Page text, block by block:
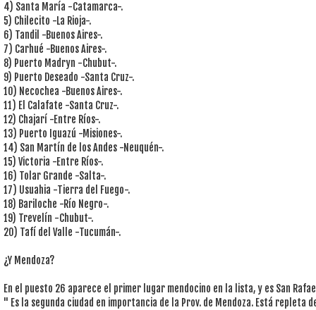
4) Santa María -Catamarca-.
5) Chilecito -La Rioja-.
6) Tandil -Buenos Aires-.
7) Carhué -Buenos Aires-.
8) Puerto Madryn -Chubut-.
9) Puerto Deseado -Santa Cruz-.
10) Necochea -Buenos Aires-.
11) El Calafate -Santa Cruz-.
12) Chajarí -Entre Ríos-.
13) Puerto Iguazú -Misiones-.
14) San Martín de los Andes -Neuquén-.
15) Victoria -Entre Ríos-.
16) Tolar Grande -Salta-.
17) Usuahia -Tierra del Fuego-.
18) Bariloche -Río Negro-.
19) Trevelín -Chubut-.
20) Tafí del Valle -Tucumán-.
¿Y Mendoza?
En el puesto 26 aparece el primer lugar mendocino en la lista, y es San
" Es la segunda ciudad en importancia de la Prov. de Mendoza. Está repleta